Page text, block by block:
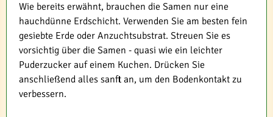
Wie bereits erwähnt, brauchen die Samen nur eine
hauchdünne Erdschicht. Verwenden Sie am besten fein
gesiebte Erde oder Anzuchtsubstrat. Streuen Sie es
vorsichtig über die Samen - quasi wie ein leichter
Puderzucker auf einem Kuchen. Drücken Sie
anschließend alles sanft an, um den Bodenkontakt zu
verbessern.